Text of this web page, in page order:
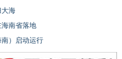
大海
南省落地
）启动运行